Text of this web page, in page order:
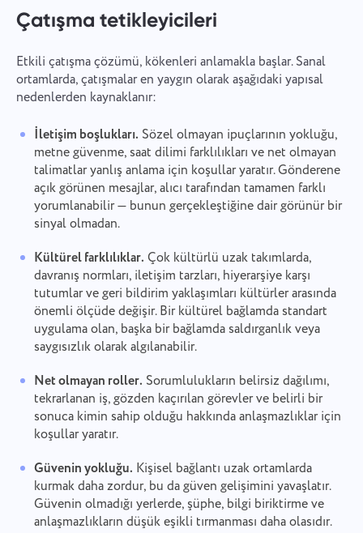
Çatışma tetikleyicileri
Etkili çatışma çözümü, kökenleri anlamakla başlar. Sanal
ortamlarda, çatışmalar en yaygın olarak aşağıdaki yapısal
nedenlerden kaynaklanır:
İletişim boşlukları. Sözel olmayan ipuçlarının yokluğu,
metne güvenme, saat dilimi farklılıkları ve net olmayan
talimatlar yanlış anlama için koşullar yaratır. Gönderene
açık görünen mesajlar, alıcı tarafından tamamen farklı
yorumlanabilir — bunun gerçekleştiğine dair görünür bir
sinyal olmadan.
Kültürel farklılıklar. Çok kültürlü uzak takımlarda,
davranış normları, iletişim tarzları, hiyerarşiye karşı
tutumlar ve geri bildirim yaklaşımları kültürler arasında
önemli ölçüde değişir. Bir kültürel bağlamda standart
uygulama olan, başka bir bağlamda saldırganlık veya
saygısızlık olarak algılanabilir.
Net olmayan roller. Sorumlulukların belirsiz dağılımı,
tekrarlanan iş, gözden kaçırılan görevler ve belirli bir
sonuca kimin sahip olduğu hakkında anlaşmazlıklar için
koşullar yaratır.
Güvenin yokluğu. Kişisel bağlantı uzak ortamlarda
kurmak daha zordur, bu da güven gelişimini yavaşlatır.
Güvenin olmadığı yerlerde, şüphe, bilgi biriktirme ve
anlaşmazlıkların düşük eşikli tırmanması daha olasıdır.